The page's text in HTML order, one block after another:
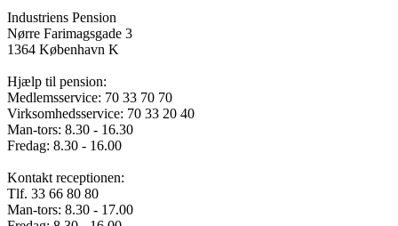
Industriens Pension
Nørre Farimagsgade 3
1364 København K
Hjælp til pension:
Medlemsservice: 70 33 70 70
Virksomhedsservice: 70 33 20 40
Man-tors: 8.30 - 16.30
Fredag: 8.30 - 16.00
Kontakt receptionen:
Tlf. 33 66 80 80
Man-tors: 8.30 - 17.00